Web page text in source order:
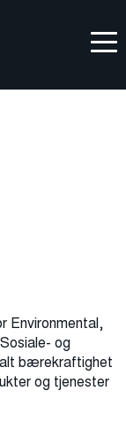
Environmental,
og
bærekraftighet
og tjenester